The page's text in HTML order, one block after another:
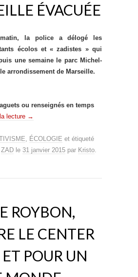
ÉVACUÉE
la police a délogé les
écolos et « zadistes » qui
une semaine le parc Michel-
arrondissement de Marseille.
ou renseignés en temps
lecture →
ÉCOLOGIE et étiqueté
ZAD le 31 janvier 2015 par Kristo
ROYBON,
LE CENTER
ET POUR UN